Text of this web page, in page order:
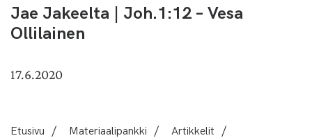
Jae Jakeelta | Joh.1:12 – Vesa
Ollilainen
17.6.2020
Etusivu / Materiaalipankki / Artikkelit /